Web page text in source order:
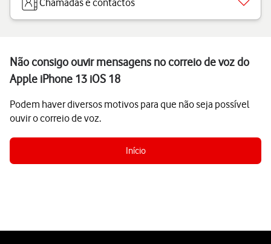
Chamadas e contactos
Não consigo ouvir mensagens no correio de voz do
Apple iPhone 13 iOS 18
Podem haver diversos motivos para que não seja possível
ouvir o correio de voz.
Início